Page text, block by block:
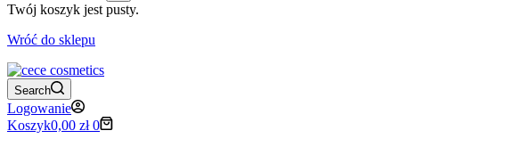
Twój koszyk jest pusty.
Wróć do sklepu
Search
Logowanie
Koszyk0,00 zł 0